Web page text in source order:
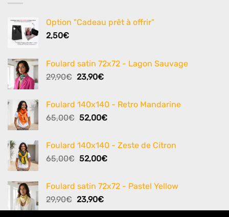
Option "Cadeau prêt à offrir"
2,50€
Foulard satin 72x72 - Lagon Sauvage
29,90€ Le
était :
29,90€.
23,90€Le
est :
23,90€.
Foulard 140x140 - Retro Mandarine
65,00€ Le
était :
65,00€.
52,00€Le
est :
52,00€.
Foulard 140x140 - Zeste de Citron
65,00€ Le
était :
65,00€.
52,00€Le
est :
Foulard satin 72x72 - Pastel Yellow
29,90€ Le
prix
23,90€Le
prix